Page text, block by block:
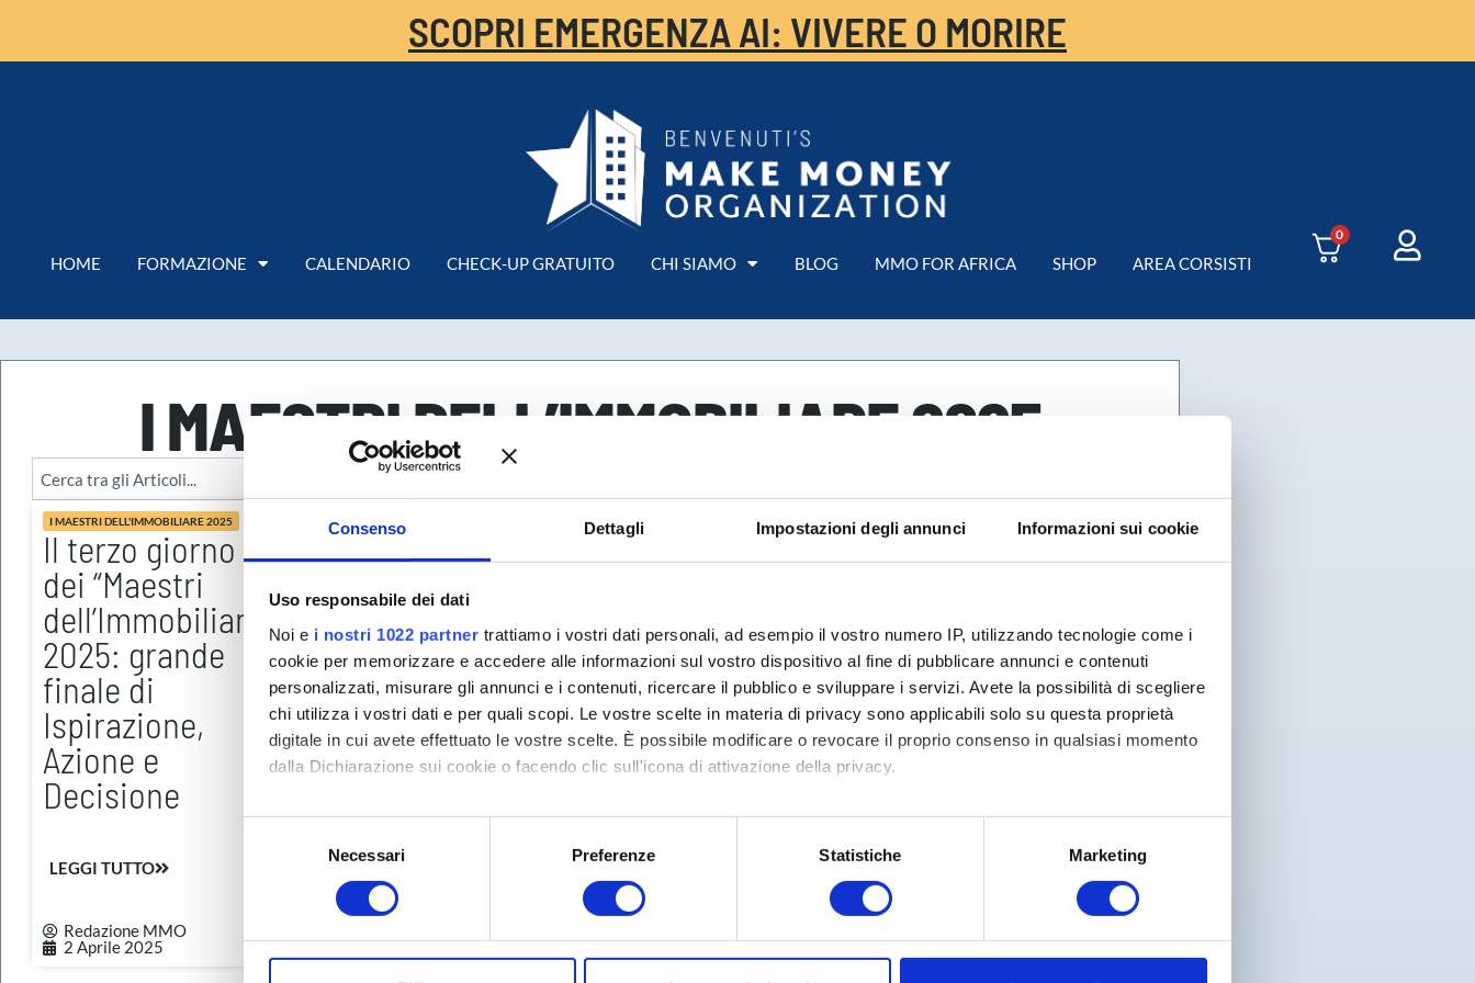
Consenso Dettagli Impostazioni degli annunci Informazioni sui cookie
Uso responsabile dei dati
Noi e i nostri 1022 partner trattiamo i vostri dati personali, ad esempio il vostro numero IP, utilizzando tecnologie come i
cookie per memorizzare e accedere alle informazioni sul vostro dispositivo al fine di pubblicare annunci e contenuti
personalizzati, misurare gli annunci e i contenuti, ricercare il pubblico e sviluppare i servizi. Avete la possibilità di scegliere
chi utilizza i vostri dati e per quali scopi. Le vostre scelte in materia di privacy sono applicabili solo su questa proprietà
digitale in cui avete effettuato le vostre scelte. È possibile modificare o revocare il proprio consenso in qualsiasi momento
dalla Dichiarazione sui cookie o facendo clic sull'icona di attivazione della privacy.
Con il tuo consenso, vorremmo anche:
raccogliere informazioni sulla tua posizione geografica, con un'approssimazione di qualche metro,
digitali).
modificare o ritirare il tuo consenso in qualsiasi momento dalla Dichiarazione sui cookie.
Necessari Preferenze Statistiche Marketing
SCOPRI EMERGENZA AI: VIVERE O MORIRE
HOME FORMAZIONE CALENDARIO CHECK-UP GRATUITO CHI SIAMO BLOG MMO FOR AFRICA SHOP AREA CORSISTI
0
I MAESTRI DELL’IMMOBILIARE 2025
I MAESTRI DELL'IMMOBILIARE 2025
Il terzo giorno
dei “Maestri
dell’Immobiliare”
2025: grande
finale di
Ispirazione,
Azione e
Decisione
LEGGI TUTTO
Redazione MMO
2 Aprile 2025
I MAESTRI DELL'IMMOBILIARE 2025
Il secondo
giorno dei
“Maestri
dell’Immobiliare”
2025:
Verticalizzazion
e, Storie Potenti
Digitali Vincenti
LEGGI TUTTO
27 Marzo 2025
I MAESTRI DELL'IMMOBILIARE 2025
Il primo giorno
dell’Immobiliare”
2025 accende la
sala di Milano
con Emozione e
Determinazione
LEGGI TUTTO
26 Marzo 2025